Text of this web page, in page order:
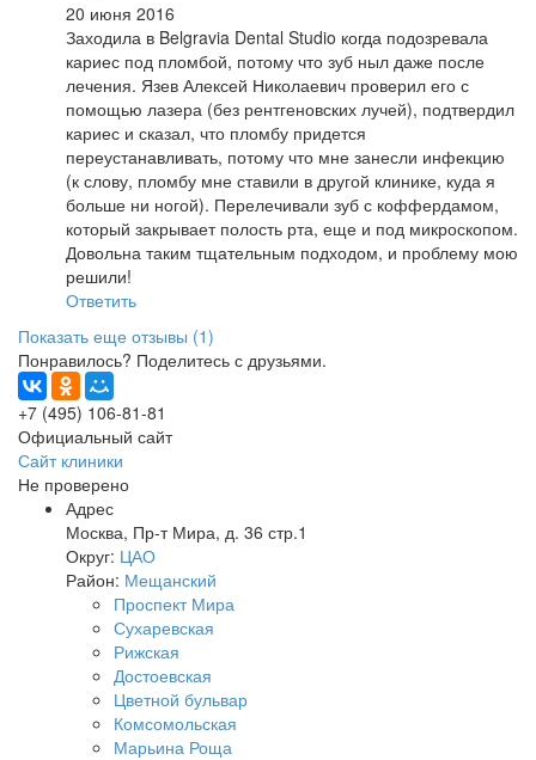
20 июня 2016
Заходила в Belgravia Dental Studio когда подозревала
кариес под пломбой, потому что зуб ныл даже после
лечения. Язев Алексей Николаевич проверил его с
помощью лазера (без рентгеновских лучей), подтвердил
кариес и сказал, что пломбу придется
переустанавливать, потому что мне занесли инфекцию
(к слову, пломбу мне ставили в другой клинике, куда я
больше ни ногой). Перелечивали зуб с коффердамом,
который закрывает полость рта, еще и под микроскопом.
Довольна таким тщательным подходом, и проблему мою
решили!
Ответить
Показать еще отзывы (1)
Понравилось? Поделитесь с друзьями.
+7 (495) 106-81-81
Официальный сайт
Сайт клиники
Не проверено
Адрес
Москва, Пр-т Мира, д. 36 стр.1
Округ: ЦАО
Район: Мещанский
Проспект Мира
Сухаревская
Рижская
Достоевская
Цветной бульвар
Комсомольская
Марьина Роща